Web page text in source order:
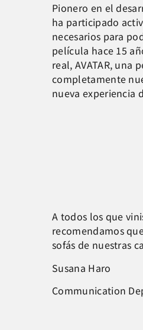
Pionero en el
ha participado
necesarios para
película hace 15
real, AVATAR, una
completamente
nueva experiencia
A todos los que
recomendamos
sofás de nuestras
Susana Haro
Communication